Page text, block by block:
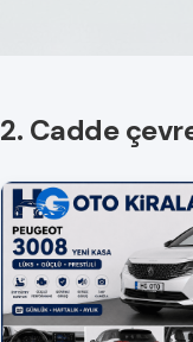
2. Cadde